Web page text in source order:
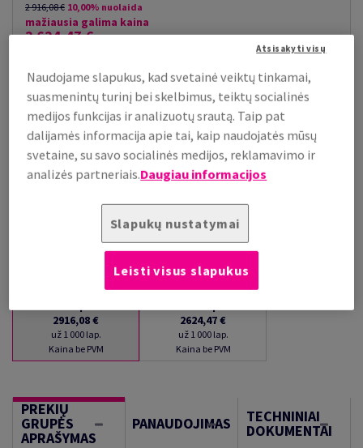
2 916,08 € 10,00% nuolaida
mažiausia galima kaina
2 624,47 €
(210 kg )
PALAIKOMA SANDĖLYJE
Kiekių palyginimas
lap.
−
2916,08 €
už 1 000 lap.
Kaina be PVM
2624,47 €
už 1 000 lap.
Kaina be PVM
PREKIŲ
GRUPĖS
APRAŠYMAS
PANAUDOJIMAS TECHNINIAI
DOKUMENTAI
Naudojame slapukus, kad svetainė veiktų tinkamai,
suasmenintų turinį bei skelbimus, teiktų socialinės
medijos funkcijas ir analizuotų srautą. Taip pat
dalijamės informacija apie tai, kaip naudojatės mūsų
svetaine, su savo socialinės medijos, reklamavimo ir
analizės partneriais.Daugiau informacijos
Slapukų nustatymai
Atsisakyti visų
Leisti visus slapukus